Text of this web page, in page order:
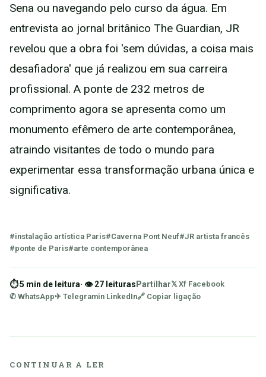
Sena ou navegando pelo curso da água. Em
entrevista ao jornal britânico The Guardian, JR
revelou que a obra foi 'sem dúvidas, a coisa mais
desafiadora' que já realizou em sua carreira
profissional. A ponte de 232 metros de
comprimento agora se apresenta como um
monumento efêmero de arte contemporânea,
atraindo visitantes de todo o mundo para
experimentar essa transformação urbana única e
significativa.
#instalação artística Paris#Caverna Pont Neuf#JR artista francês
#ponte de Paris#arte contemporânea
⏱ 5 min de leitura· 👁 27 leiturasPartilhar𝕏 Xf Facebook
✆ WhatsApp✈ Telegramin LinkedIn🔗 Copiar ligação
CONTINUAR A LER